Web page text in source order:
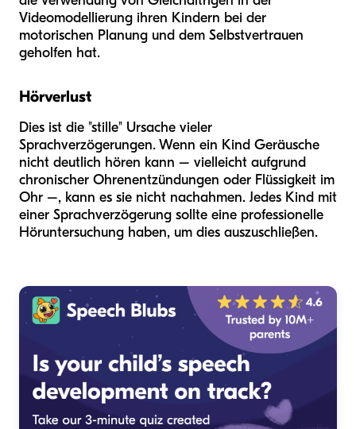
Videomodellierung ihren Kindern bei der
motorischen Planung und dem Selbstvertrauen
geholfen hat.
Hörverlust
Dies ist die "stille" Ursache vieler
Sprachverzögerungen. Wenn ein Kind Geräusche
nicht deutlich hören kann – vielleicht aufgrund
chronischer Ohrenentzündungen oder Flüssigkeit im
Ohr –, kann es sie nicht nachahmen. Jedes Kind mit
einer Sprachverzögerung sollte eine professionelle
Höruntersuchung haben, um dies auszuschließen.